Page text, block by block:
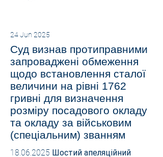
24 Jun 2025
Суд визнав протиправними
запроваджені обмеження
щодо встановлення сталої
величини на рівні 1762
гривні для визначення
розміру посадового окладу
та окладу за військовим
(спеціальним) званням
18.06.2025 Шостий апеляційний